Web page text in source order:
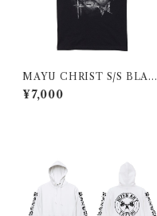
MAYU CHRIST S/S BLAC
K
¥7,000